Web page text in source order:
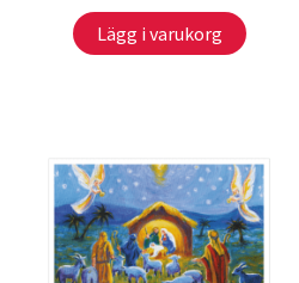
Lägg i varukorg